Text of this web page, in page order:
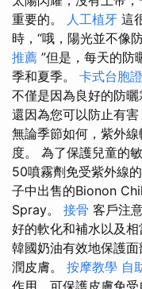
重要的。 人工植牙 這
時，“哦，陽光並不像
推薦 ”但是，每天的防
季和夏季。 卡式台胞證
不僅是因為良好的防曬
還因為您可以防止有害
無論季節如何，紫外
度。 為了保護兒童的
50噴霧劑免受紫外線
子中出售的Bionon
Spray。 接骨 客戶注
好的軟化和補水以及相
韓國奶油有效地保護
潤皮膚。 按摩教學 自
作用，可保護皮膚免